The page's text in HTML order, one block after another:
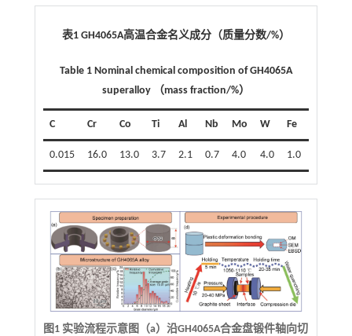
表1 GH4065A高温合金名义成分（质量分数/%）
Table 1 Nominal chemical composition of GH4065A
superalloy （mass fraction/%）
C Cr Co Ti Al Nb Mo W Fe
0.015 16.0 13.0 3.7 2.1 0.7 4.0 4.0 1.0
图1 实验流程示意图（a）沿GH4065A合金盘锻件轴向切